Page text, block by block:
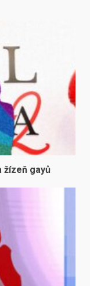
žízeň gayů